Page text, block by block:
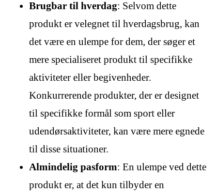
Brugbar til hverdag: Selvom dette
produkt er velegnet til hverdagsbrug, kan
det være en ulempe for dem, der søger et
mere specialiseret produkt til specifikke
aktiviteter eller begivenheder.
Konkurrerende produkter, der er designet
til specifikke formål som sport eller
udendørsaktiviteter, kan være mere egnede
til disse situationer.
Almindelig pasform: En ulempe ved dette
produkt er, at det kun tilbyder en